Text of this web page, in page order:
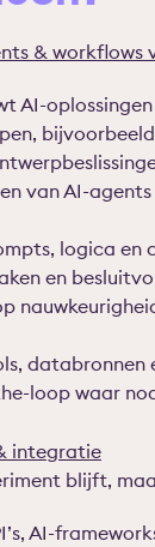
& workflows
AI-
van AI-
logica en
en
loop waar
integratie
blijft,
AI-